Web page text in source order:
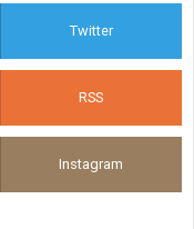
Twitter
RSS
Instagram